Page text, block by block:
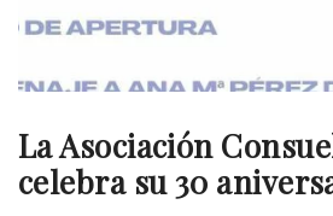
La Asociación
celebra su 30